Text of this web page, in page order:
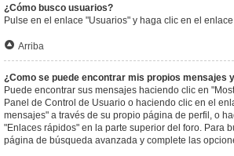
¿Cómo busco usuarios?
Pulse en el enlace "Usuarios" y haga clic en el
Arriba
¿Como se puede encontrar mis propios mensajes
Puede encontrar sus mensajes haciendo clic en
Panel de Control de Usuario o haciendo clic en el
mensajes" a través de su propio página de perfil, o
"Enlaces rápidos" en la parte superior del foro. Para
página de búsqueda avanzada y complete las